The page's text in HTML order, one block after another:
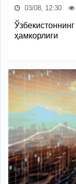
03/08, 12:30
ҳамкорлиги